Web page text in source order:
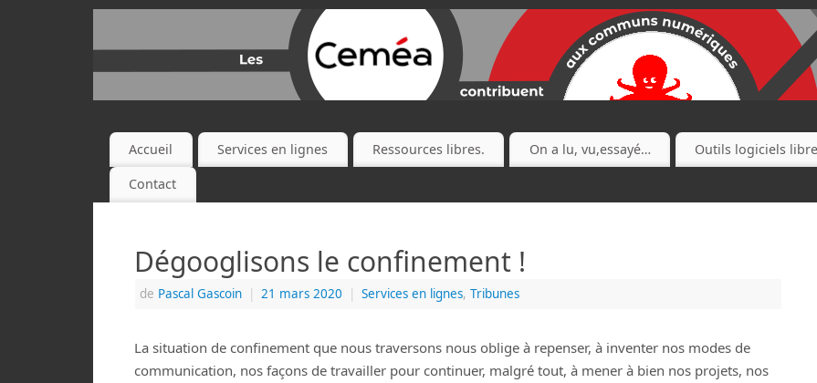
Accueil Services en lignes Ressources libres. On a lu, vu,essayé… Outils logiciels
Contact
Dégooglisons le confinement !
de Pascal Gascoin | 21 mars 2020 | Services en lignes, Tribunes
La situation de confinement que nous traversons nous oblige à repenser, à inventer nos modes de
communication, nos façons de travailler pour continuer, malgré tout, à mener à bien nos projets, nos